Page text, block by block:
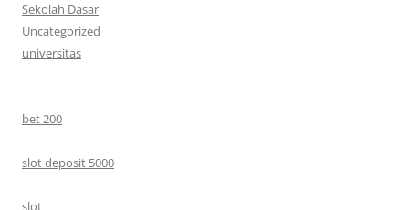
Sekolah Dasar
Uncategorized
universitas
bet 200
slot deposit 5000
slot